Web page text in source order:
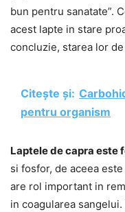
bun pentru sanatate”.
acest lapte in stare
concluzie, starea lor
Citește și:
pentru organism
Laptele de capra este
si fosfor, de aceea
are rol important in
in coagularea